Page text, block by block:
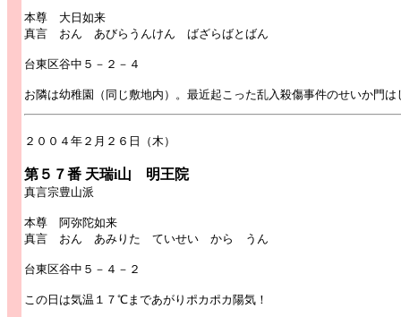
本尊 大日如来
真言 おん あびらうんけん ばざらばとばん
台東区谷中５－２－４
お隣は幼稚園（同じ敷地内）。最近起こった乱入殺傷事件のせいか門
２００４年２月２６日（木）
第５７番 天瑞i山 明王院
真言宗豊山派
本尊 阿弥陀如来
真言 おん あみりた ていせい から うん
台東区谷中５－４－２
この日は気温１７℃まであがりポカポカ陽気！